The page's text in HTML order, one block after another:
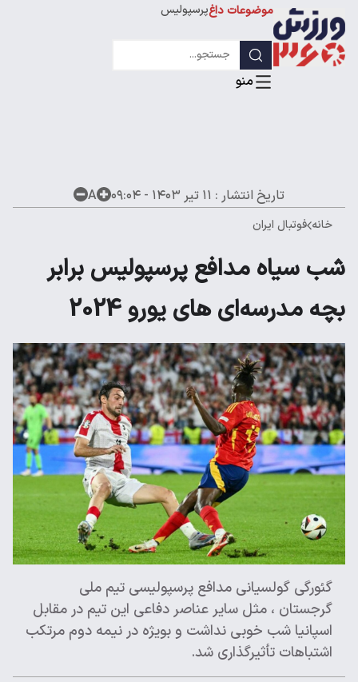
موضوعات داغپرسپولیس
لیگ قهرمانان
تاریخ انتشار : ۱۱ تیر ۱۴۰۳ - ۰۹:۰۴ A
خانه فوتبال ایران
شب سیاه مدافع پرسپولیس برابر
بچه مدرسه‌ای های یورو 2024
گئورگی گولسیانی مدافع پرسپولیسی تیم ملی
گرجستان ، مثل سایر عناصر دفاعی این تیم در مقابل
اسپانیا شب خوبی نداشت و بویژه در نیمه دوم مرتکب
اشتباهات تأثیرگذاری شد.